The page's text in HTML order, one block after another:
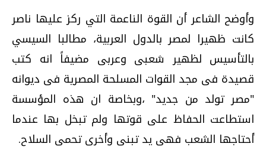
وأوضح الشاعر أن القوة الناعمة التي ركز عليها ناصر
كانت ظهيرا لمصر بالدول العربية، مطالبا السيسي
بالتأسيس لظهير شعبى وعربى مضيفاً انه كتب
قصيدة فى مجد القوات المسلحة المصرية فى ديوانه
"مصر تولد من جديد" ،وبخاصة ان هذه المؤسسة
استطاعت الحفاظ على قوتها ولم تبخل بها عندما
أحتاجها الشعب فهى يد تبنى وأخرى تحمى السلاح.